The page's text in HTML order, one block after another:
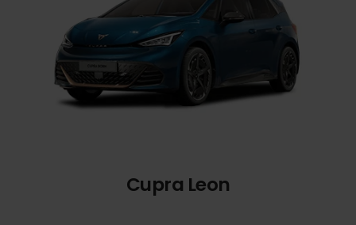
Cupra Leon